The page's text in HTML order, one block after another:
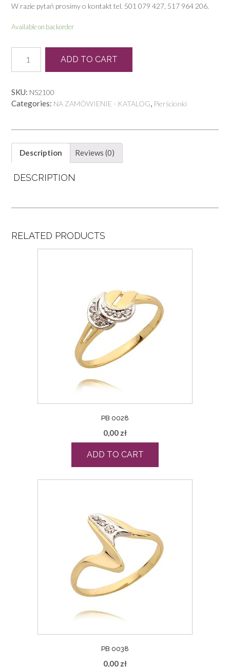
W razie pytań prosimy o kontakt tel. 501 079 427, 517 964 206.
Available on backorder
0301
quantity
ADD TO CART
SKU: NS2100
Categories: NA ZAMÓWIENIE - KATALOG, Pierścionki
Description Reviews (0)
DESCRIPTION
RELATED PRODUCTS
PB 0028
0,00 zł
ADD TO CART
PB 0038
0,00 zł